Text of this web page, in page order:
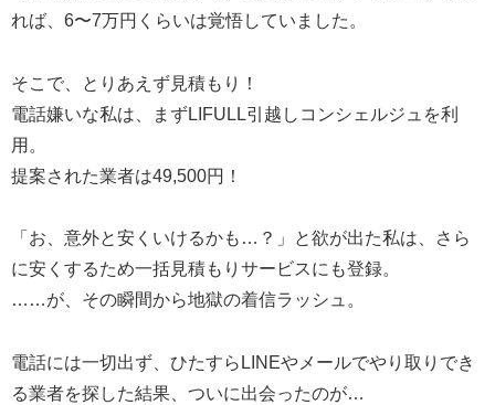
れば、6〜7万円くらいは覚悟していました。
そこで、とりあえず見積もり！
電話嫌いな私は、まずLIFULL引越しコンシェルジュを利
用。
提案された業者は49,500円！
「お、意外と安くいけるかも…？」と欲が出た私は、さら
に安くするため一括見積もりサービスにも登録。
……が、その瞬間から地獄の着信ラッシュ。
電話には一切出ず、ひたすらLINEやメールでやり取りでき
る業者を探した結果、ついに出会ったのが…